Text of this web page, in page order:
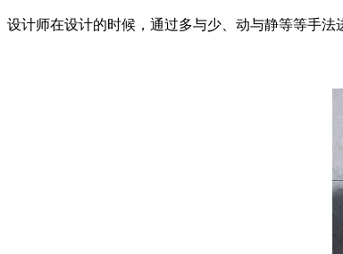
设计师在设计的时候，通过多与少、动与静等等手